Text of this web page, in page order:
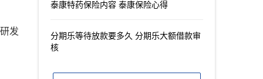
发
泰康特药保险内容 泰康保险心得
分期乐等待放款要多久 分期乐大额借款审
核